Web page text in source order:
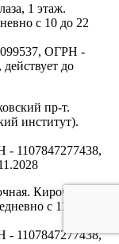
1 этаж.
с 10 до 22
ОГРН -
до
пр-т.
институт).
1107847277438,
Кирочная ул,
с 11 до 22
1107847277438,